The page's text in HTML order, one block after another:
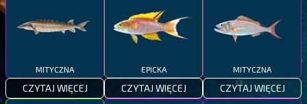
MITYCZNA
CZYTAJ WIĘCEJ
EPICKA
CZYTAJ WIĘCEJ
MITYCZNA
CZYTAJ WIĘCEJ